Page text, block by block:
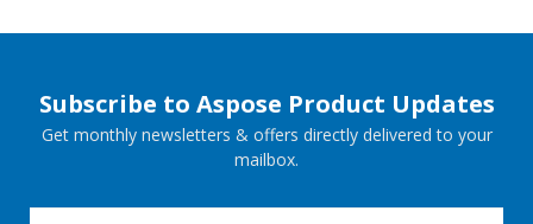
Subscribe to Aspose Product Updates
Get monthly newsletters & offers directly delivered to your
mailbox.